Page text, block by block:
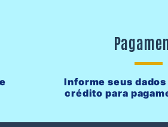
Informe seus
crédito para